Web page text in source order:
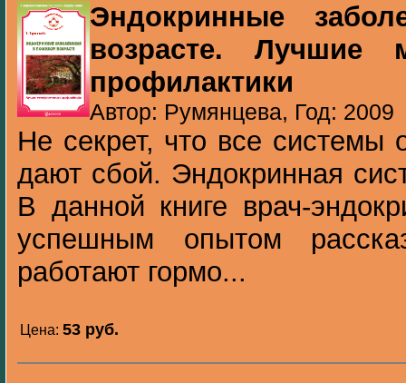
Эндокринные
возрасте. Лучшие
профилактики
Автор: Румянцева, Год: 2009
Не секрет, что все системы
дают сбой. Эндокринная
В данной книге врач-
успешным опытом
работают гормо...
Цена: 53 pуб.